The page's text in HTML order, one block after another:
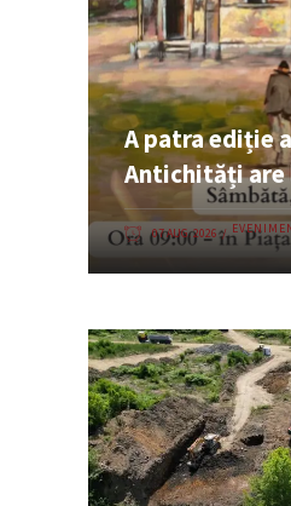
A patra ediție
Antichități are
07 AUG. 2026